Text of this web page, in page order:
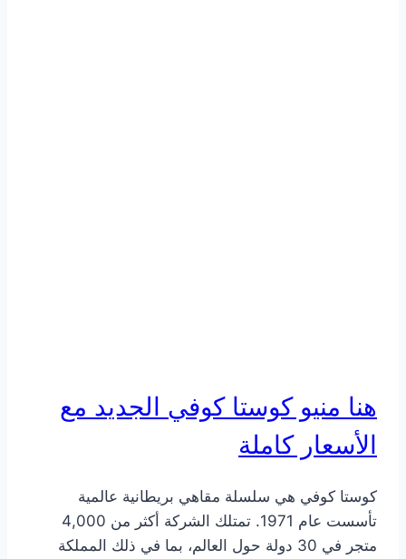
هنا منيو كوستا كوفي الجديد مع
الأسعار كاملة
كوستا كوفي هي سلسلة مقاهي بريطانية عالمية
تأسست عام 1971. تمتلك الشركة أكثر من 4,000
متجر في 30 دولة حول العالم، بما في ذلك المملكة